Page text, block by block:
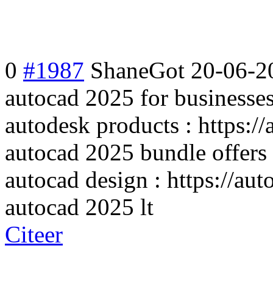
0 #1987 ShaneGot 20-06-
autocad 2025 for
autodesk products :
autocad 2025 bundle offers
autocad design : https://
autocad 2025 lt
Citeer